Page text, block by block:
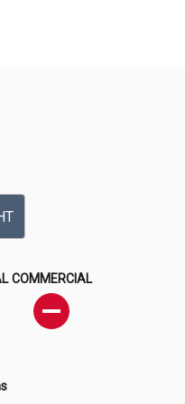
COMMERCIAL